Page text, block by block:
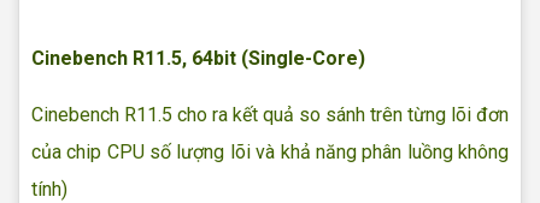
Cinebench R11.5, 64bit (Single-Core)
Cinebench R11.5 cho ra kết quả so sánh trên từng lõi đơn
của chip CPU số lượng lõi và khả năng phân luồng không
tính)